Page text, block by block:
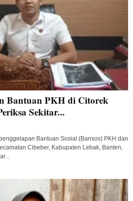
Bantuan PKH di Citorek
Sekitar...
Bantuan Sosial (Bansos) PKH dan
Cibeber, Kabupaten Lebak, Banten,